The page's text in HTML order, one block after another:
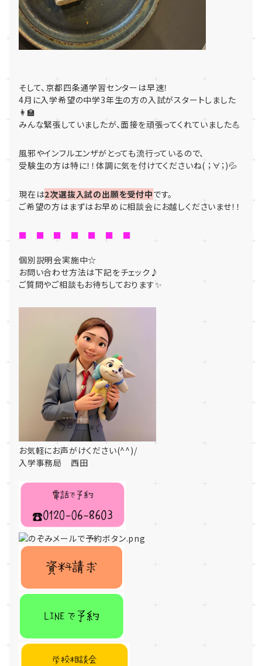
そして、京都四条通学習センターは早速！
4月に入学希望の中学3年生の方の入試がスタートしました
👩‍🏫
みんな緊張していましたが、面接を頑張ってくれていました💪
風邪やインフルエンザがとっても流行っているので、
受験生の方は特に！！体調に気を付けてくださいね( ；∀；)💦
現在は2次選抜入試の出願を受付中です。
ご希望の方はまずはお早めに相談会にお越しくださいませ！！
■ ■ ■ ■ ■ ■ ■
個別説明会実施中☆
お問い合わせ方法は下記をチェック♪
ご質問やご相談もお待ちしております✨
お気軽にお声がけください(^^)/
入学事務局 西田